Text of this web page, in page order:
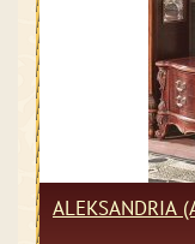
ALEKSANDRIA